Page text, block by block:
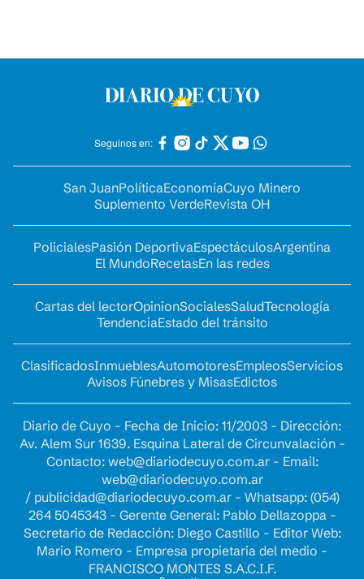
Seguinos en:
San JuanPolíticaEconomíaCuyo Minero
Suplemento VerdeRevista OH
PolicialesPasión DeportivaEspectáculosArgentina
El MundoRecetasEn las redes
Cartas del lectorOpinionSocialesSaludTecnología
TendenciaEstado del tránsito
ClasificadosInmueblesAutomotoresEmpleosServicios
Avisos Fúnebres y MisasEdictos
Diario de Cuyo - Fecha de Inicio: 11/2003 - Dirección:
Av. Alem Sur 1639. Esquina Lateral de Circunvalación -
Contacto: web@diariodecuyo.com.ar- Email:
web@diariodecuyo.com.ar
/ publicidad@diariodecuyo.com.ar- Whatsapp: (054)
264 5045343 - Gerente General: Pablo Dellazoppa -
Secretario de Redacción: Diego Castillo - Editor Web:
Mario Romero - Empresa propietaria del medio -
FRANCISCO MONTES S.A.C.I.F.